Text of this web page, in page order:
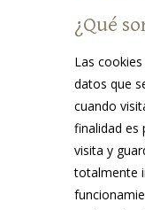
¿Qué
Las
datos que
cuando
finalidad es
visita y
totalmente